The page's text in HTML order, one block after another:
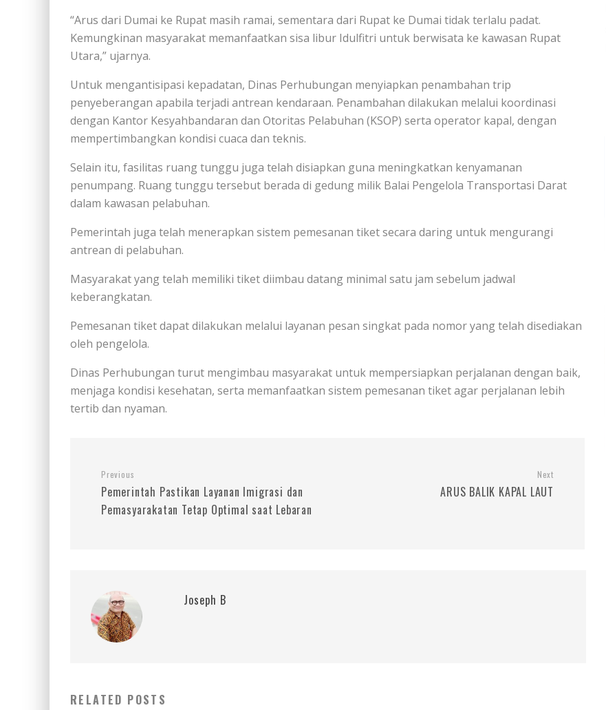
“Arus dari Dumai ke Rupat masih ramai, sementara dari Rupat ke Dumai tidak terlalu padat.
Kemungkinan masyarakat memanfaatkan sisa libur Idulfitri untuk berwisata ke kawasan Rupat
Utara,” ujarnya.
Untuk mengantisipasi kepadatan, Dinas Perhubungan menyiapkan penambahan trip
penyeberangan apabila terjadi antrean kendaraan. Penambahan dilakukan melalui koordinasi
dengan Kantor Kesyahbandaran dan Otoritas Pelabuhan (KSOP) serta operator kapal, dengan
mempertimbangkan kondisi cuaca dan teknis.
Selain itu, fasilitas ruang tunggu juga telah disiapkan guna meningkatkan kenyamanan
penumpang. Ruang tunggu tersebut berada di gedung milik Balai Pengelola Transportasi Darat
dalam kawasan pelabuhan.
Pemerintah juga telah menerapkan sistem pemesanan tiket secara daring untuk mengurangi
antrean di pelabuhan.
Masyarakat yang telah memiliki tiket diimbau datang minimal satu jam sebelum jadwal
keberangkatan.
Pemesanan tiket dapat dilakukan melalui layanan pesan singkat pada nomor yang telah disediakan
oleh pengelola.
Dinas Perhubungan turut mengimbau masyarakat untuk mempersiapkan perjalanan dengan baik,
menjaga kondisi kesehatan, serta memanfaatkan sistem pemesanan tiket agar perjalanan lebih
tertib dan nyaman.
Previous
Pemerintah Pastikan Layanan Imigrasi dan
Pemasyarakatan Tetap Optimal saat Lebaran
Next
ARUS BALIK KAPAL LAUT
Joseph B
RELATED POSTS